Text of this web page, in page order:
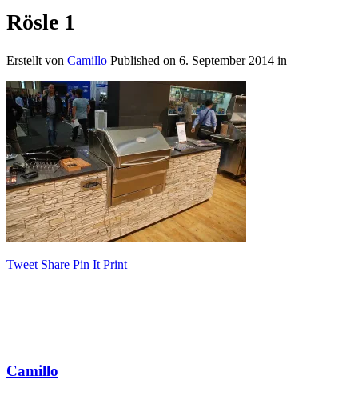
Rösle 1
Erstellt von Camillo Published on 6. September 2014 in
Tweet Share Pin It Print
Camillo